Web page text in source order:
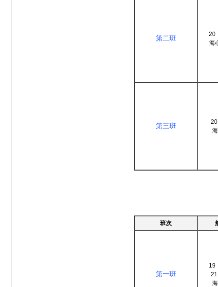
第二班
20
海
第三班
班次
第一班
19